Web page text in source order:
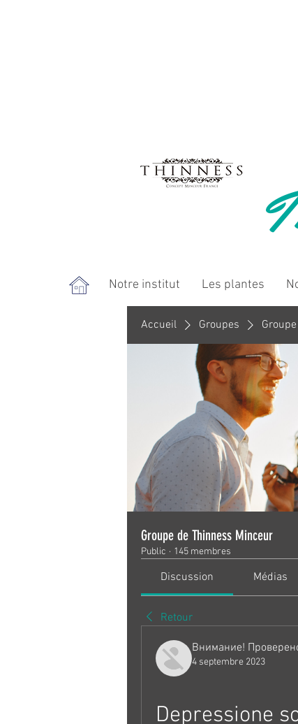
Notre institut Les plantes
Accueil Groupes
Groupe de Thinness Minceur
Public · 145 membres
Discussion Médias
Retour
Внимание!
4 septembre 2023
Depressione